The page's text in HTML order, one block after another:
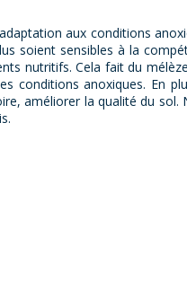
aux conditions
soient sensibles à la
nutritifs. Cela fait du
conditions anoxiques. En
améliorer la qualité du sol.